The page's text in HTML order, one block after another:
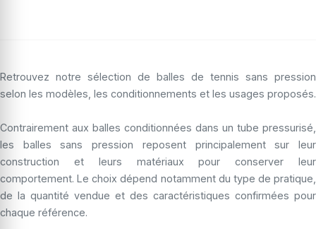
Retrouvez notre sélection de balles de tennis sans pression
selon les modèles, les conditionnements et les usages proposés.
Contrairement aux balles conditionnées dans un tube pressurisé,
les balles sans pression reposent principalement sur leur
construction et leurs matériaux pour conserver leur
comportement. Le choix dépend notamment du type de pratique,
de la quantité vendue et des caractéristiques confirmées pour
chaque référence.